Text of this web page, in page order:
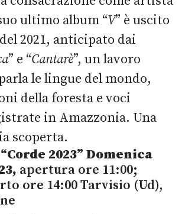
ultimo album “V” è uscito
2021, anticipato dai
” e “Cantarè”, un lavoro
le lingue del mondo,
della foresta e voci
in Amazzonia. Una
scoperta.
“Corde 2023” Domenica
apertura ore 11:00;
ore 14:00 Tarvisio (Ud),